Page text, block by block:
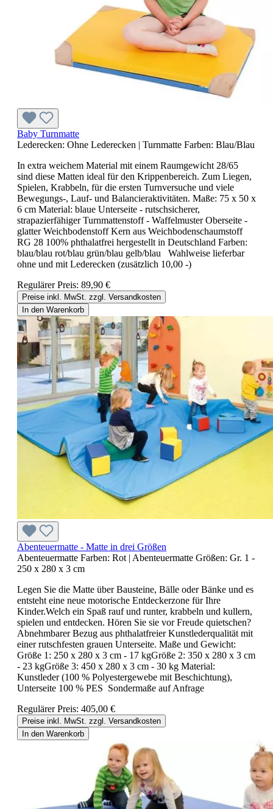
Baby Turnmatte
Lederecken: Ohne Lederecken | Turnmatte Farben: Blau/Blau
In extra weichem Material mit einem Raumgewicht 28/65
sind diese Matten ideal für den Krippenbereich. Zum Liegen,
Spielen, Krabbeln, für die ersten Turnversuche und viele
Bewegungs-, Lauf- und Balancieraktivitäten. Maße: 75 x 50 x
6 cm Material: blaue Unterseite - rutschsicherer,
strapazierfähiger Turnmattenstoff - Waffelmuster Oberseite -
glatter Weichbodenstoff Kern aus Weichbodenschaumstoff
RG 28 100% phthalatfrei hergestellt in Deutschland Farben:
blau/blau rot/blau grün/blau gelb/blau Wahlweise lieferbar
ohne und mit Lederecken (zusätzlich 10,00 -)
Regulärer Preis: 89,90 €
Preise inkl. MwSt. zzgl. Versandkosten
In den Warenkorb
Abenteuermatte - Matte in drei Größen
Abenteuermatte Farben: Rot | Abenteuermatte Größen: Gr. 1 -
250 x 280 x 3 cm
Legen Sie die Matte über Bausteine, Bälle oder Bänke und es
entsteht eine neue motorische Entdeckerzone für Ihre
Kinder.Welch ein Spaß rauf und runter, krabbeln und kullern,
spielen und entdecken. Hören Sie sie vor Freude quietschen?
Abnehmbarer Bezug aus phthalatfreier Kunstlederqualität mit
einer rutschfesten grauen Unterseite. Maße und Gewicht:
Größe 1: 250 x 280 x 3 cm - 17 kgGröße 2: 350 x 280 x 3 cm
- 23 kgGröße 3: 450 x 280 x 3 cm - 30 kg Material:
Kunstleder (100 % Polyestergewebe mit Beschichtung),
Unterseite 100 % PES Sondermaße auf Anfrage
Regulärer Preis: 405,00 €
Preise inkl. MwSt. zzgl. Versandkosten
In den Warenkorb